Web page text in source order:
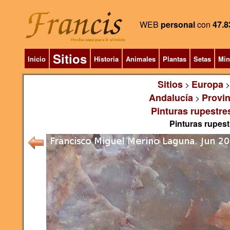
WEB personalcon
Inicio Sitios Historia Animales Plantas Setas
Sitios> Europa
Andalucía>
Pinturas
Pinturas